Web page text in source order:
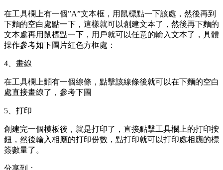
在工具欄上有一個”A”文本框，用鼠標點一下該處，然後再到
下麵的空白處點一下，這樣就可以創建文本了，然後再下麵的
文本處再用鼠標點一下，用戶就可以任意的輸入文本了，具體
操作參考如下圖片紅色方框處：
4、畫線
在工具欄上麵有一個線條，點擊該線條後就可以在下麵的空白
處直接畫線了，參考下圖
5、打印
創建完一個模板後，就是打印了，直接點擊工具欄上的打印按
鈕，然後輸入相應的打印份數，點打印就可以打印處相應的標
簽數量了。
分享到：